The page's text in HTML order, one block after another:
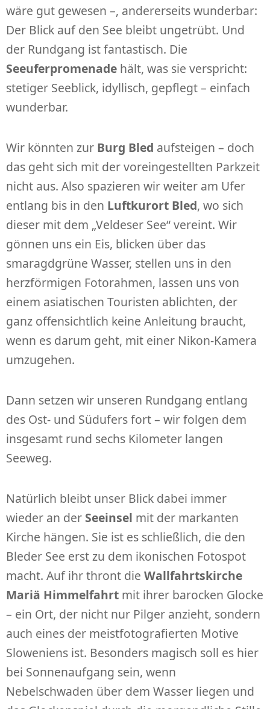
wäre gut gewesen –, andererseits wunderbar:
Der Blick auf den See bleibt ungetrübt. Und
der Rundgang ist fantastisch. Die
Seeuferpromenade hält, was sie verspricht:
stetiger Seeblick, idyllisch, gepflegt – einfach
wunderbar.
Wir könnten zur Burg Bled aufsteigen – doch
das geht sich mit der voreingestellten Parkzeit
nicht aus. Also spazieren wir weiter am Ufer
entlang bis in den Luftkurort Bled, wo sich
dieser mit dem „Veldeser See“ vereint. Wir
gönnen uns ein Eis, blicken über das
smaragdgrüne Wasser, stellen uns in den
herzförmigen Fotorahmen, lassen uns von
einem asiatischen Touristen ablichten, der
ganz offensichtlich keine Anleitung braucht,
wenn es darum geht, mit einer Nikon-Kamera
umzugehen.
Dann setzen wir unseren Rundgang entlang
des Ost- und Südufers fort – wir folgen dem
insgesamt rund sechs Kilometer langen
Seeweg.
Natürlich bleibt unser Blick dabei immer
wieder an der Seeinsel mit der markanten
Kirche hängen. Sie ist es schließlich, die den
Bleder See erst zu dem ikonischen Fotospot
macht. Auf ihr thront die Wallfahrtskirche
Mariä Himmelfahrt mit ihrer barocken Glocke
– ein Ort, der nicht nur Pilger anzieht, sondern
auch eines der meistfotografierten Motive
Sloweniens ist. Besonders magisch soll es hier
bei Sonnenaufgang sein, wenn
Nebelschwaden über dem Wasser liegen und